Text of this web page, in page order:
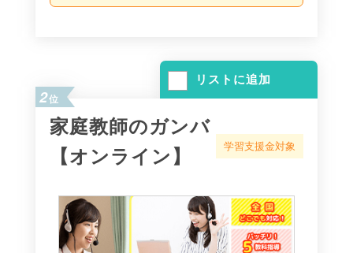
リストに追加
2位
家庭教師のガンバ
【オンライン】
学習支援金対象